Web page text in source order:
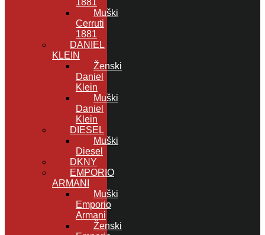
Muški
Cerruti
1881
DANIEL
KLEIN
Ženski
Daniel
Klein
Muški
Daniel
Klein
DIESEL
Muški
Diesel
DKNY
EMPORIO
ARMANI
Muški
Emporio
Armani
Ženski